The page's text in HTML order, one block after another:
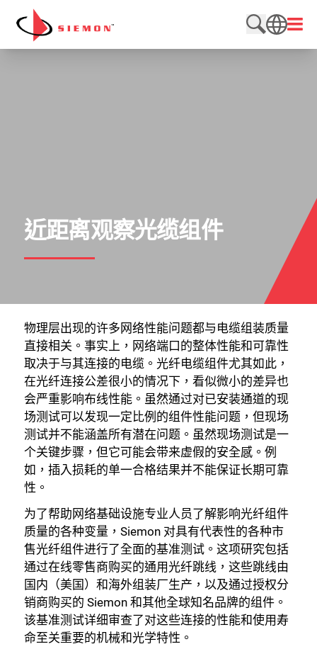
跳至内容
搜索网站
打开
SEARCH
近距离观察光缆组件
物理层出现的许多网络性能问题都与电缆组装质量
直接相关。事实上，网络端口的整体性能和可靠性
取决于与其连接的电缆。光纤电缆组件尤其如此，
在光纤连接公差很小的情况下，看似微小的差异也
会严重影响布线性能。虽然通过对已安装通道的现
场测试可以发现一定比例的组件性能问题，但现场
测试并不能涵盖所有潜在问题。虽然现场测试是一
个关键步骤，但它可能会带来虚假的安全感。例
如，插入损耗的单一合格结果并不能保证长期可靠
性。
为了帮助网络基础设施专业人员了解影响光纤组件
质量的各种变量，Siemon 对具有代表性的各种市
售光纤组件进行了全面的基准测试。这项研究包括
通过在线零售商购买的通用光纤跳线，这些跳线由
国内（美国）和海外组装厂生产，以及通过授权分
销商购买的 Siemon 和其他全球知名品牌的组件。
该基准测试详细审查了对这些连接的性能和使用寿
命至关重要的机械和光学特性。